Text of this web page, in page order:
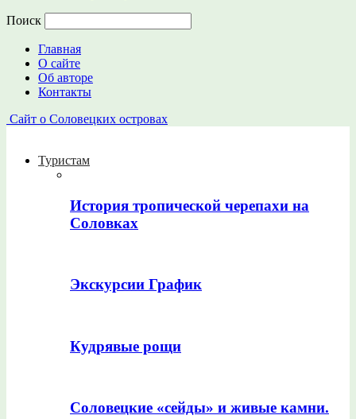
Поиск
Главная
О сайте
Об авторе
Контакты
Сайт о Соловецких островах
Туристам
История тропической черепахи на
Соловках
Экскурсии График
Кудрявые рощи
Соловецкие «сейды» и живые камни.